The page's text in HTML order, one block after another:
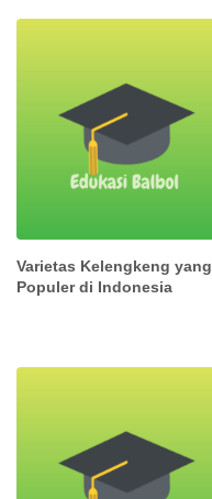
Varietas Kelengkeng yang
Populer di Indonesia